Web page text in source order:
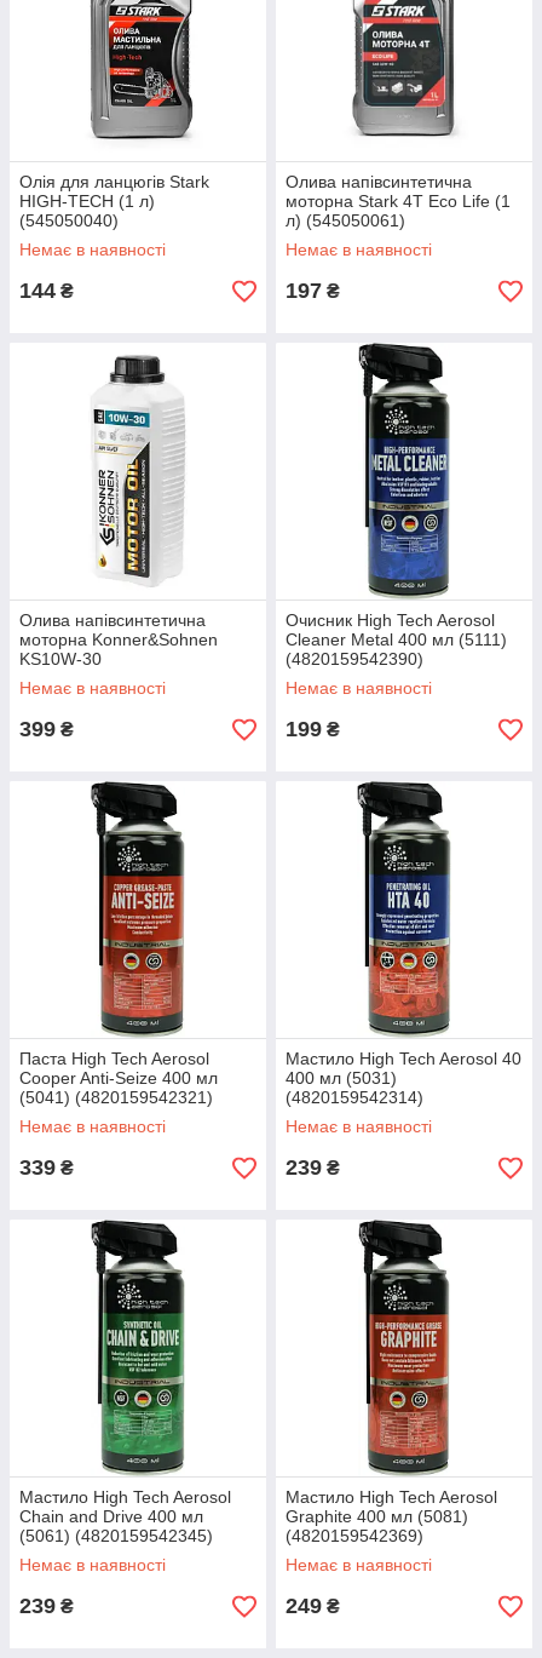
Олія для ланцюгів Stark
HIGH-TECH (1 л)
(545050040)
Немає в наявності
144 ₴
Олива напівсинтетична
моторна Stark 4T Eco Life (1
л) (545050061)
Немає в наявності
197 ₴
Олива напівсинтетична
моторна Konner&Sohnen
KS10W-30
Немає в наявності
399 ₴
Очисник High Tech Aerosol
Cleaner Metal 400 мл (5111)
(4820159542390)
Немає в наявності
199 ₴
Паста High Tech Aerosol
Cooper Anti-Seize 400 мл
(5041) (4820159542321)
Немає в наявності
339 ₴
Мастило High Tech Aerosol 40
400 мл (5031)
(4820159542314)
Немає в наявності
239 ₴
Мастило High Tech Aerosol
Chain and Drive 400 мл
(5061) (4820159542345)
Немає в наявності
239 ₴
Мастило High Tech Aerosol
Graphite 400 мл (5081)
(4820159542369)
Немає в наявності
249 ₴